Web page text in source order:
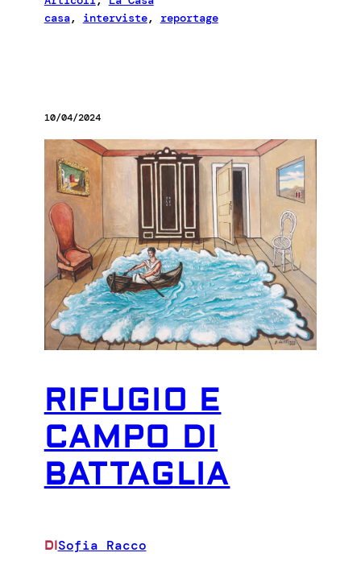
casa, interviste, reportage
10/04/2024
RIFUGIO E
CAMPO DI
BATTAGLIA
DISofia Racco